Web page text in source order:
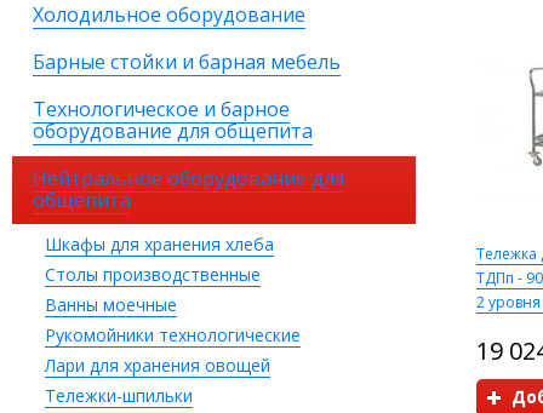
Холодильное оборудование
Барные стойки и барная мебель
Технологическое и барное
оборудование для общепита
Нейтральное оборудование для
общепита
Шкафы для хранения хлеба
Столы производственные
Ванны моечные
Рукомойники технологические
Лари для хранения овощей
Тележки-шпильки
Тележка
ТДПп -
2
19